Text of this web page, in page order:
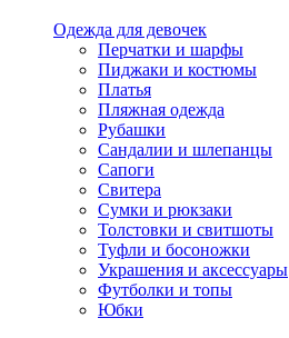
Одежда для девочек
Перчатки и шарфы
Пиджаки и костюмы
Платья
Пляжная одежда
Рубашки
Сандалии и шлепанцы
Сапоги
Свитера
Сумки и рюкзаки
Толстовки и свитшоты
Туфли и босоножки
Украшения и аксессуары
Футболки и топы
Юбки